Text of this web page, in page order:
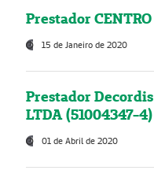
Prestador
15 de Janeiro de 2020
Prestador
LTDA (51004347-4)
01 de Abril de 2020